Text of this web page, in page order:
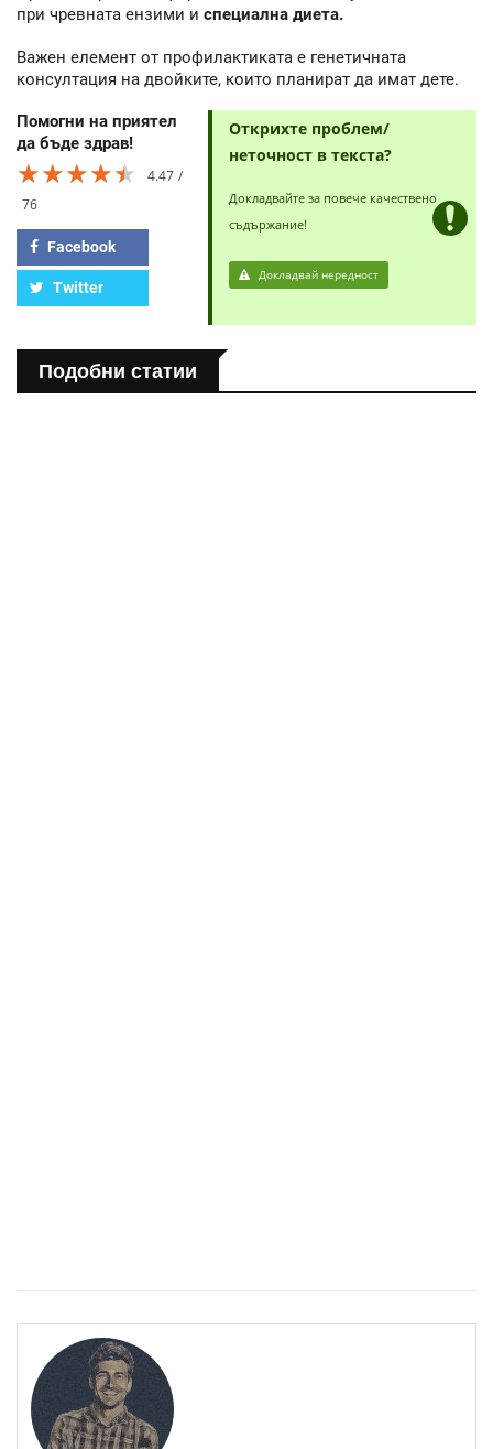
при чревната ензими и специална диета.
Важен елемент от профилактиката е генетичната
консултация на двойките, които планират да имат дете.
Помогни на приятел
да бъде здрав!
★★★★★
★★★★★
★★★★★
4.47
76
Facebook
Twitter
Открихте проблем/
неточност в текста?
Докладвайте за повече качествено
съдържание!
Докладвай нередност
Подобни статии